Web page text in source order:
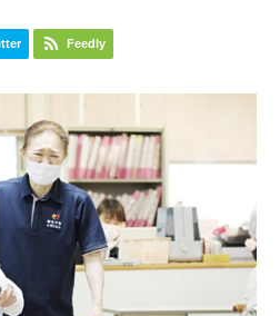
Feedly